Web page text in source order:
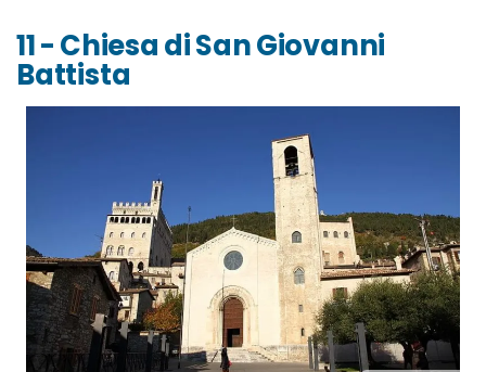
11 - Chiesa di San Giovanni
Battista